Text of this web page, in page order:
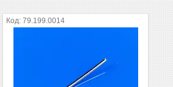
79.199.0014